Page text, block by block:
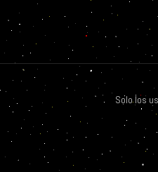
Solo los